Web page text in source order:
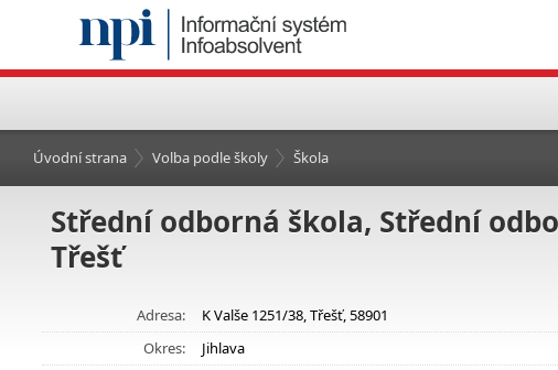
Úvodní strana Volba podle školy Škola
Střední odborná škola, Střední
Třešť
Adresa:
K Valše 1251/38, Třešť, 58901
Okres:
Jihlava